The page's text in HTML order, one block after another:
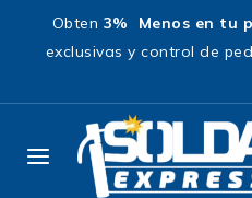
Obten 3% Menos en tu
exclusivas y control de